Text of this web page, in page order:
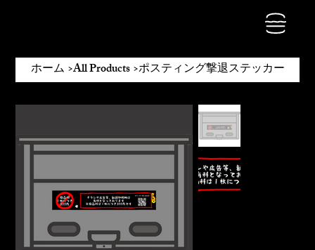
ホーム >All Products>ポスティング撃退ステッカー